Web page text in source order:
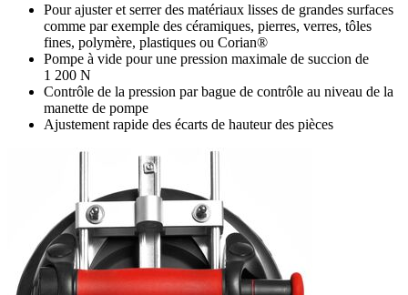
Pour ajuster et serrer des matériaux lisses de grandes surfaces
comme par exemple des céramiques, pierres, verres, tôles
fines, polymère, plastiques ou Corian®
Pompe à vide pour une pression maximale de succion de
1 200 N
Contrôle de la pression par bague de contrôle au niveau de la
manette de pompe
Ajustement rapide des écarts de hauteur des pièces